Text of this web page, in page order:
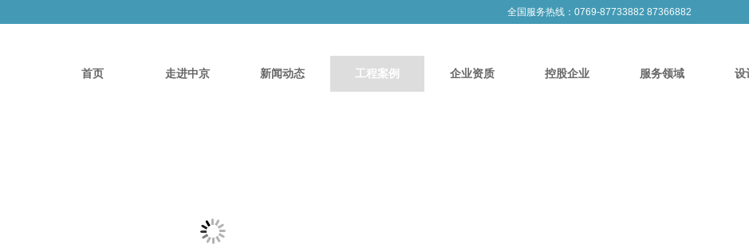
首页 走进中京 新闻动态 工程案例 企业资质 控股企业 服务领域 设
全国服务热线：0769-87733882 87366882